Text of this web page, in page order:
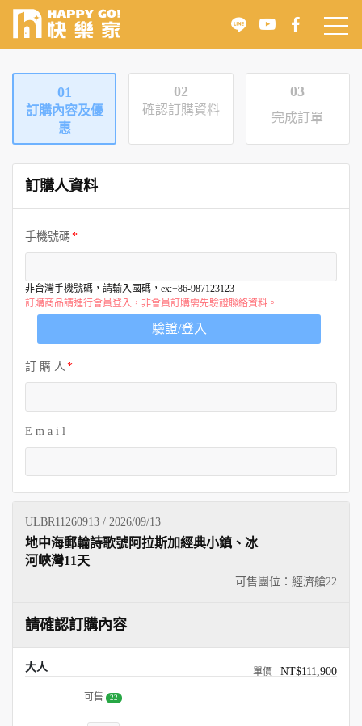
01
訂購內容及優
惠
02
確認訂購資料
03
完成訂單
訂購人資料
手機號碼
非台灣手機號碼，請輸入國碼，ex:+86-987123123
訂購商品請進行會員登入，非會員訂購需先驗證聯絡資料。
驗證/登入
訂 購 人
E m a i l
ULBR11260913 / 2026/09/13
可售團位：經濟艙22
地中海郵輪詩歌號阿拉斯加經典小鎮、冰
河峽灣11天
請確認訂購內容
大人 NT$111,900
可售 22